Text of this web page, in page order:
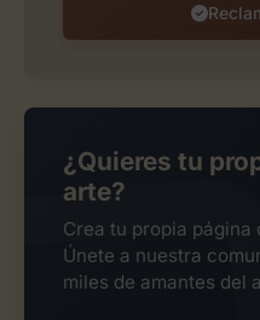
¿Quieres tu
arte?
Crea tu propia
Únete a nuestra
miles de amantes del